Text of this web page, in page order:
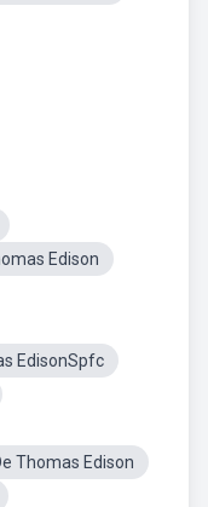
Edison
EdisonSpfc
Thomas Edison